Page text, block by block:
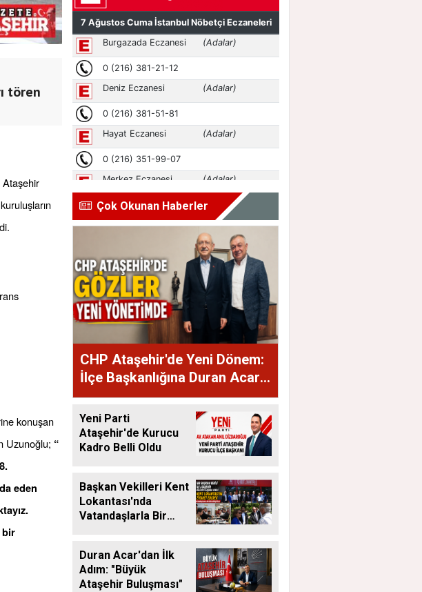
tören
Ataşehir
konuşan
Uzunoğlu; “
eden
bir
Çok Okunan Haberler
CHP Ataşehir'de Yeni Dönem:
İlçe Başkanlığına Duran Acar
Atandı
Yeni Parti
Ataşehir'de Kurucu
Kadro Belli Oldu
Başkan Vekilleri Kent
Lokantası'nda
Vatandaşlarla Bir
Duran Acar'dan İlk
Adım: "Büyük
Ataşehir Buluşması"